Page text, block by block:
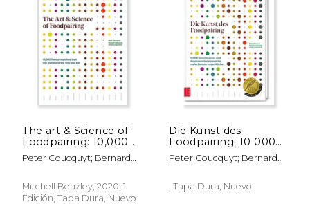
The art & Science of
Foodpairing: 10,000
Flavour Matches That
Will Transform the
Inglés)
Peter Coucquyt; Bernard
Langenbick
Mitchell Beazley, 2020, 1
Edición, Tapa Dura, Nuevo
Die Kunst des
Foodpairing: 10 000
Geschmacks- und
Aromakombinationen
der Küche (en
Peter Coucquyt; Bernard
, Tapa Dura, Nuevo